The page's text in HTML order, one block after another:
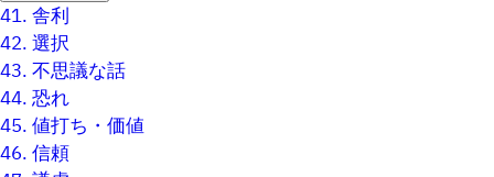
41.舎利
42.選択
43.不思議な話
44.恐れ
45.値打ち・価値
46.信頼